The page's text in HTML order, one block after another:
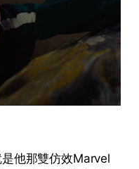
他那雙仿效Marvel